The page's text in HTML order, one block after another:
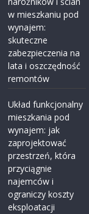
w mieszkaniu pod
wynajem:
skuteczne
zabezpieczenia na
lata i oszczędność
remontów
Układ funkcjonalny
mieszkania pod
wynajem: jak
zaprojektować
przestrzeń, która
przyciągnie
najemców i
ograniczy koszty
eksploatacji